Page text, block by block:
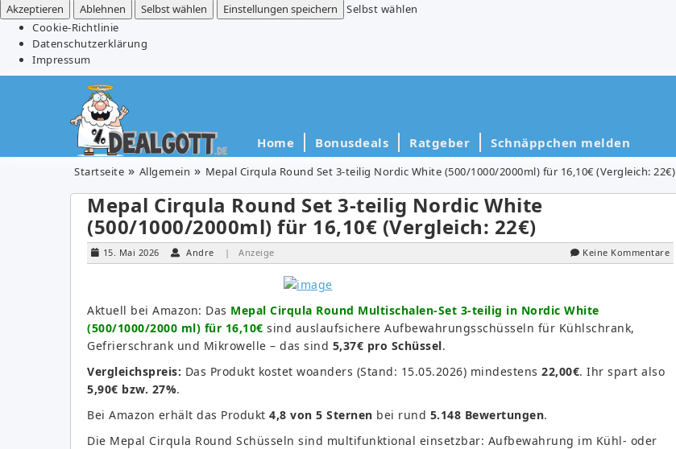
Akzeptieren
Ablehnen Selbst wählen Einstellungen speichern
Selbst wählen
Cookie-Richtlinie
Datenschutzerklärung
Impressum
Home Bonusdeals Ratgeber Schnäppchen melden
Startseite Allgemein Mepal Cirqula Round Set 3-teilig Nordic White (500/1000/2000ml) für 16,10€ (Vergleich: 22€)
Mepal Cirqula Round Set 3-teilig Nordic White
(500/1000/2000ml) für 16,10€ (Vergleich: 22€)
15. Mai 2026 Andre | Anzeige Keine Kommentare
Aktuell bei Amazon: Das Mepal Cirqula Round Multischalen-Set 3-teilig in Nordic White
(500/1000/2000 ml) für 16,10€ sind auslaufsichere Aufbewahrungsschüsseln für Kühlschrank,
Gefrierschrank und Mikrowelle – das sind 5,37€ pro Schüssel.
Vergleichspreis: Das Produkt kostet woanders (Stand: 15.05.2026) mindestens 22,00€. Ihr spart also
5,90€ bzw. 27%.
Bei Amazon erhält das Produkt 4,8 von 5 Sternen bei rund 5.148 Bewertungen.
Die Mepal Cirqula Round Schüsseln sind multifunktional einsetzbar: Aufbewahrung im Kühl- oder